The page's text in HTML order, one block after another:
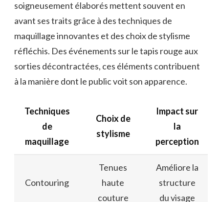
soigneusement élaborés mettent souvent en
avant ses traits grâce à des techniques de
maquillage innovantes et des choix de stylisme
réfléchis. Des événements sur le tapis rouge aux
sorties décontractées, ces éléments contribuent
à la manière dont le public voit son apparence.
Techniques
de
maquillage
Choix de
stylisme
Impact sur
la
perception
Contouring
Tenues
haute
couture
Améliore la
structure
du visage